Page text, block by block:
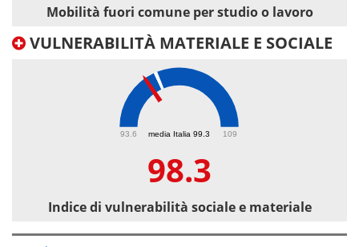
Mobilità fuori comune per studio o lavoro
VULNERABILITÀ MATERIALE E SOCIALE
media Italia 99.3
93.6 109
98.3
Indice di vulnerabilità sociale e materiale